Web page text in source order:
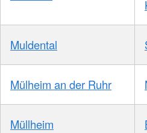
Muldental
Mülheim an der Ruhr
Müllheim